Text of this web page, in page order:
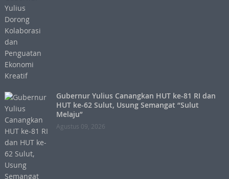
Gubernur Yulius Canangkan HUT ke-81 RI dan
HUT ke-62 Sulut, Usung Semangat “Sulut
Melaju”
Agustus 09, 2026